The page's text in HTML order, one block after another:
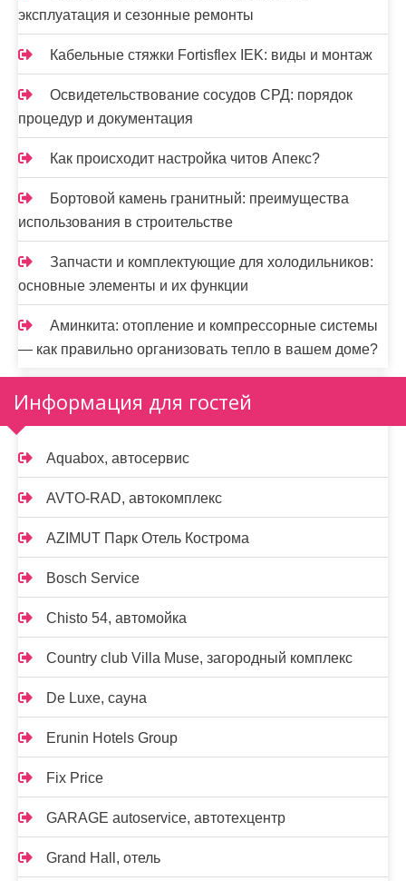
эксплуатация и сезонные ремонты
Кабельные стяжки Fortisflex IEK: виды и монтаж
Освидетельствование сосудов СРД: порядок
процедур и документация
Как происходит настройка читов Апекс?
Бортовой камень гранитный: преимущества
использования в строительстве
Запчасти и комплектующие для холодильников:
основные элементы и их функции
Аминкита: отопление и компрессорные системы
— как правильно организовать тепло в вашем доме?
Информация для гостей
Aquabox, автосервис
AVTO-RAD, автокомплекс
AZIMUT Парк Отель Кострома
Bosch Service
Chisto 54, автомойка
Country club Villa Muse, загородный комплекс
De Luxe, сауна
Erunin Hotels Group
Fix Price
GARAGE autoservice, автотехцентр
Grand Hall, отель